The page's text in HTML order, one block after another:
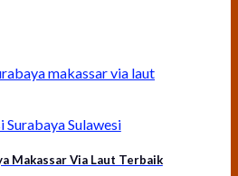
Sulawesi
Makassar Via Laut Terbaik